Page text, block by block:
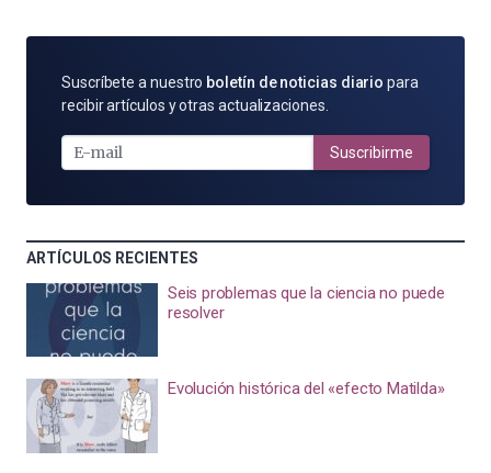
SUSCRÍBETE
POR
MAIL
Suscríbete a nuestro boletín de noticias diario para
recibir artículos y otras actualizaciones.
Suscribirme
ARTÍCULOS RECIENTES
Seis problemas que la ciencia no puede
resolver
Evolución histórica del «efecto Matilda»